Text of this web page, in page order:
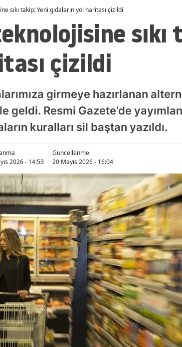
sıkı takip: Yeni gıdaların yol haritası çizildi
sıkı
çizildi
girmeye hazırlanan
geldi. Resmi Gazete’de
kuralları sil baştan yazıldı.
2026 - 14:53
Güncellenme
20 Mayıs 2026 - 16:04